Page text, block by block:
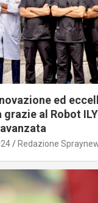
ed
grazie al Robot
Redazione